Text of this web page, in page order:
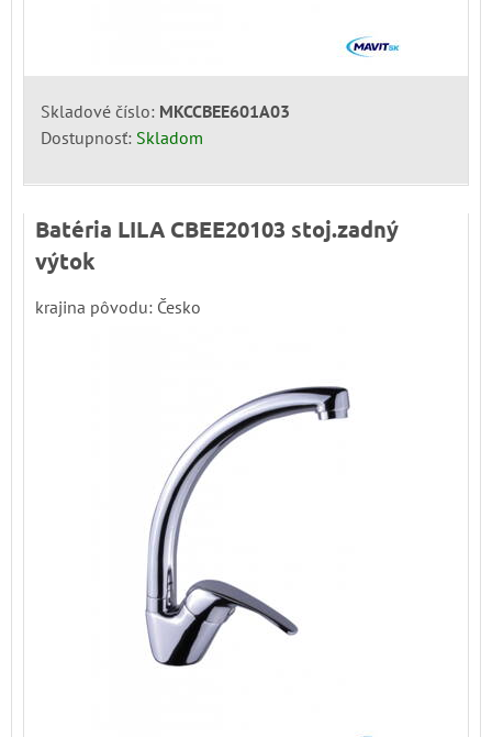
Skladové číslo: MKCCBEE601A03
Dostupnosť: Skladom
Batéria LILA CBEE20103 stoj.zadný
výtok
krajina pôvodu: Česko